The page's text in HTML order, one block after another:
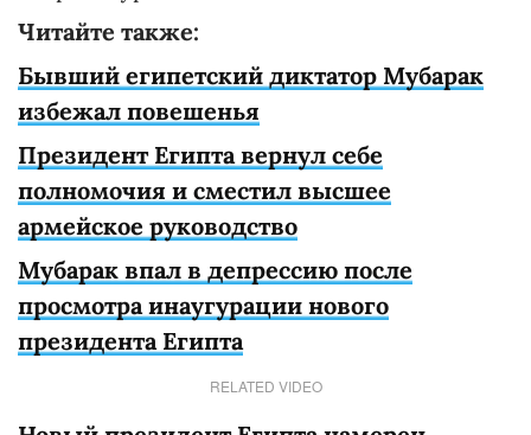
Читайте также:
Бывший египетский диктатор Мубарак
избежал повешенья
Президент Египта вернул себе
полномочия и сместил высшее
армейское руководство
Мубарак впал в депрессию после
просмотра инаугурации нового
президента Египта
RELATED VIDEO